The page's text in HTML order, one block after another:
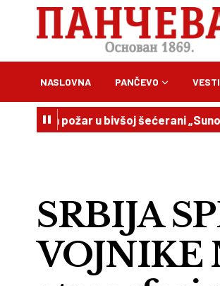
NASLOVNA PANČEVO VESTI
požar u bivšoj šećerani „Sunoko“:
SRBIJA
VOJNIKE